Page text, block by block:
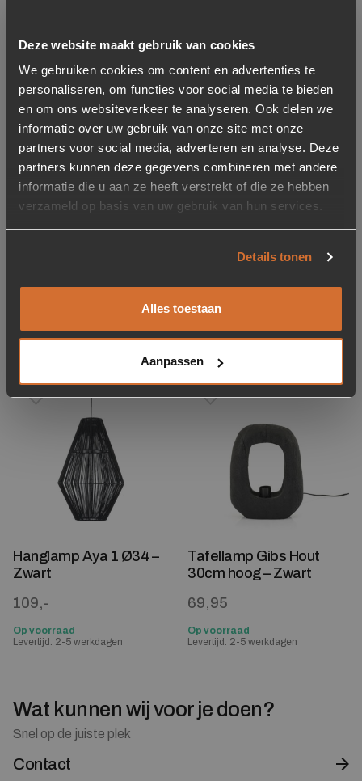
Deze website maakt gebruik van cookies
We gebruiken cookies om content en advertenties te
personaliseren, om functies voor social media te bieden
en om ons websiteverkeer te analyseren. Ook delen we
informatie over uw gebruik van onze site met onze
partners voor social media, adverteren en analyse. Deze
partners kunnen deze gegevens combineren met andere
informatie die u aan ze heeft verstrekt of die ze hebben
verzameld op basis van uw gebruik van hun services.
Details tonen
Alles toestaan
Aanpassen
Aanbieding
Toevoegen aan verlanglijstje
Verwijderen van verlanglijst
-38%
Oorspronkelijke prijs was: 159,-.
Huidige prijs is: 99,-.
Niet op voorraad
Toevoegen aan
Verwijderen van verlanglijst
69,95
Op voorraad
Levertijd: 2-5 werkdagen
Toevoegen aan verlanglijstje
Verwijderen van verlanglijst
Hanglamp Aya 1 Ø34 –
Zwart
109,-
Op voorraad
Levertijd: 2-5 werkdagen
Toevoegen aan
Verwijderen van verlanglijst
Tafellamp Gibs Hout
30cm hoog – Zwart
69,95
Op voorraad
Levertijd: 2-5 werkdagen
Wat kunnen wij voor je doen?
Snel op de juiste plek
Contact